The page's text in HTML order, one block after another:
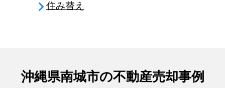
住み替え
沖縄県南城市の不動産売却事例